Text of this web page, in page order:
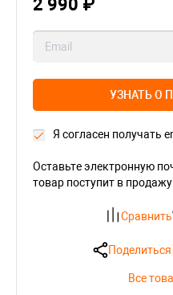
2 990 ₽
УЗНАТЬ О
Я согласен получать
Оставьте электронную
товар поступит в продажу
Сравнить
Поделиться
Все